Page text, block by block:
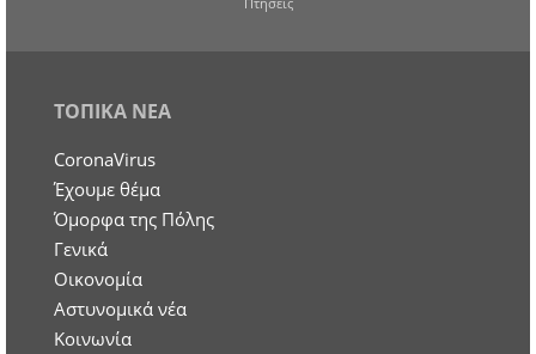
ΤΟΠΙΚΑ ΝΕΑ
CoronaVirus
Έχουμε θέμα
Όμορφα της Πόλης
Γενικά
Οικονομία
Aστυνομικά νέα
Κοινωνία